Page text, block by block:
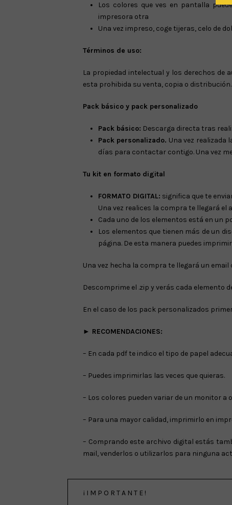
Los colores que ves en pantalla
impresora otra
Una vez impreso, coge tijeras, celo de
Términos de uso:
La propiedad intelectual y los derechos de
esta prohibida su venta, copia o distribución.
Pack básico y pack personalizado
Pack básico: Descarga directa tras
Pack personalizado. Una vez realizada
días para contactar contigo. Una vez
Tu kit en formato digital
FORMATO DIGITAL: significa que te
Una vez realices la compra te llegará el
Cada uno de los elementos está en un
Los elementos que tienen más de un
página. De esta manera puedes
Una vez hecha la compra te llegará un
Descomprime el .zip y verás cada elemento
En el caso de los pack personalizados
► RECOMENDACIONES:
– En cada pdf te indico el tipo de papel
– Puedes imprimirlas las veces que quieras.
– Los colores pueden variar de un monitor a
– Para una mayor calidad, imprimirlo en
– Comprando este archivo digital estás
mail, venderlos o utilizarlos para ninguna
¡ I M P O R T A N T E !